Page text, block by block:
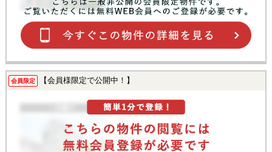
会員限定 【会員様限定で公開中！】